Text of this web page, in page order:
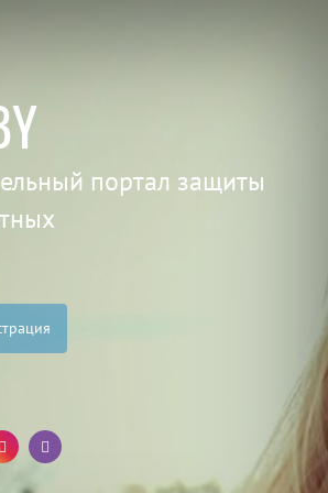
портал защиты